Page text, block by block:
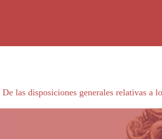
las disposiciones generales relativas a